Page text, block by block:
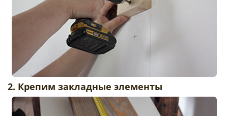
2. Крепим закладные элементы